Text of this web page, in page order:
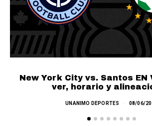
New York City vs. Santos EN
ver, horario y
UNANIMO DEPORTES 08/06/